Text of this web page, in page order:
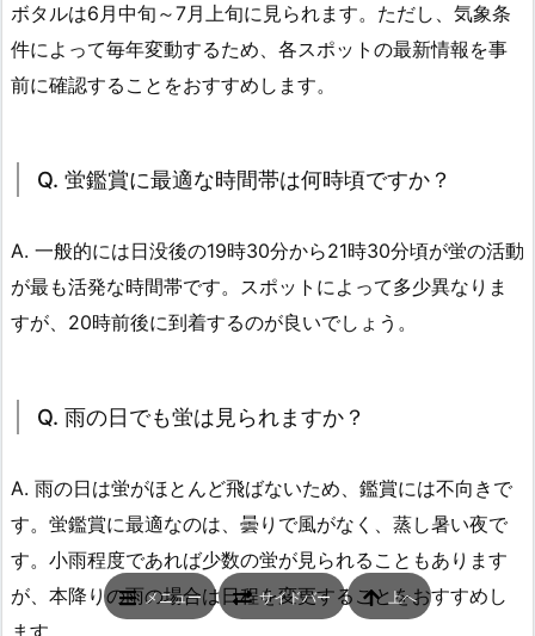
ボタルは6月中旬～7月上旬に見られます。ただし、気象条
件によって毎年変動するため、各スポットの最新情報を事
前に確認することをおすすめします。
Q. 蛍鑑賞に最適な時間帯は何時頃ですか？
A. 一般的には日没後の19時30分から21時30分頃が蛍の活動
が最も活発な時間帯です。スポットによって多少異なりま
すが、20時前後に到着するのが良いでしょう。
Q. 雨の日でも蛍は見られますか？
A. 雨の日は蛍がほとんど飛ばないため、鑑賞には不向きで
す。蛍鑑賞に最適なのは、曇りで風がなく、蒸し暑い夜で
す。小雨程度であれば少数の蛍が見られることもあります
が、本降りの雨の場合は日程を変更することをおすすめし
メニュー サイドバー 上へ